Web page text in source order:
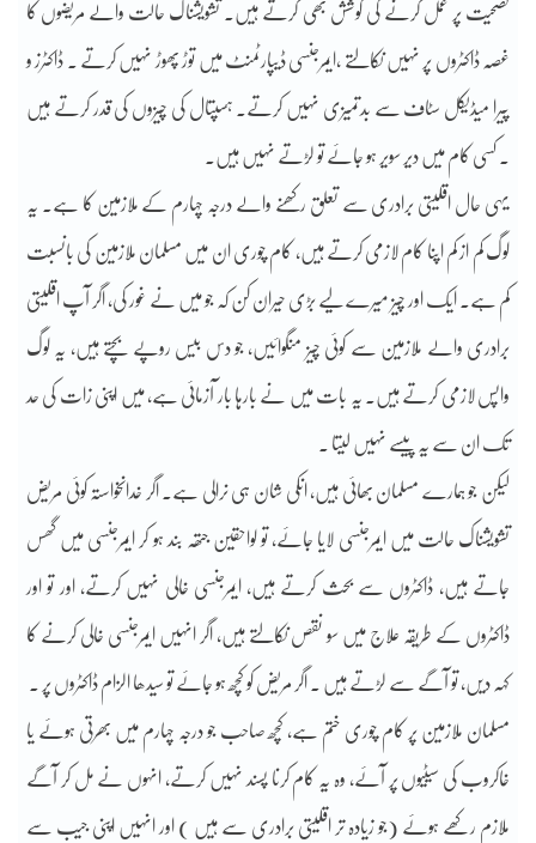
نصحیت پر عمل کرنے کی کوشش بھی کرتے ہیں۔ تشویشناک حالت والے مریضوں کا
غصہ ڈاکٹروں پر نہیں نکالتے ،ایمرجنسی ڈیپارٹمنٹ میں توڑ پھوڑ نہیں کرتے ۔ ڈاکٹرز و
پیرا میڈیکل سٹاف سے بدتمیزی نہیں کرتے۔ ہسپتال کی چیزوں کی قدر کرتے ہیں
۔ کسی کام میں دیر سویر ہو جائے تو لڑتے نہیں ہیں۔
یہی حال اقلیتی برادری سے تعلق رکھنے والے درجہ چہارم کے ملازمین کا ہے۔ یہ
لوگ کم از کم اپنا کام لازمی کرتے ہیں، کام چوری ان میں مسلمان ملازمین کی بانسبت
کم ہے۔ ایک اور چیز میرے لیے بڑی حیران کن کہ جو میں نے غور کی، اگر آپ اقلیتی
برادری والے ملازمین سے کوئی چیز منگوائیں، جو دس بیس روپے بچتے ہیں، یہ لوگ
واپس لازمی کرتے ہیں۔ یہ بات میں نے بارہا بار آزمائی ہے، میں اپنی زات کی حد
تک ان سے یہ پیسے نہیں لیتا ۔
لیکن جو ہمارے مسلمان بھائی ہیں، انکی شان ہی نرالی ہے۔ اگر خدانخواستہ کوئی مریض
تشویشناک حالت میں ایمرجنسی لایا جائے، تو لواحقین جتھہ بند ہو کر ایمرجنسی میں گھس
جاتے ہیں، ڈاکٹروں سے بحث کرتے ہیں، ایمرجنسی خالی نہیں کرتے، اور تو اور
ڈاکٹروں کے طریقہ علاج میں سو نقص نکالتے ہیں، اگر انہیں ایمرجنسی خالی کرنے کا
کہہ دیں، تو آگے سے لڑتے ہیں ۔ اگر مریض کو کچھ ہو جائے تو سیدھا الزام ڈاکٹروں پر ۔
مسلمان ملازمین پر کام چوری ختم ہے، کچھ صاحب جو درجہ چہارم میں بھرتی ہوئے یا
خاکروب کی سیٹیوں پر آئے، وہ یہ کام کرنا پسند نہیں کرتے، انہوں نے مل کر آگے
ملازم رکھے ہوئے (جو زیادہ تر اقلیتی برادری سے ہیں ) اور انہیں اپنی جیب سے